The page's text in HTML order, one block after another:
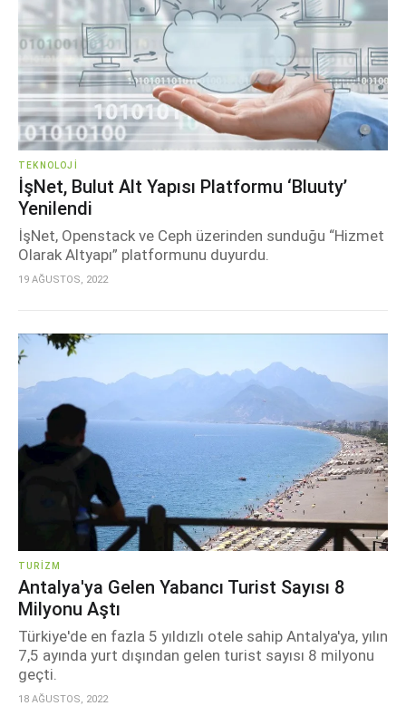
TEKNOLOJI
İşNet, Bulut Alt Yapısı Platformu ‘Bluuty’
Yenilendi
İşNet, Openstack ve Ceph üzerinden sunduğu “Hizmet
Olarak Altyapı” platformunu duyurdu.
19 AĞUSTOS, 2022
TURIZM
Antalya'ya Gelen Yabancı Turist Sayısı 8
Milyonu Aştı
Türkiye'de en fazla 5 yıldızlı otele sahip Antalya'ya, yılın
7,5 ayında yurt dışından gelen turist sayısı 8 milyonu
geçti.
18 AĞUSTOS, 2022